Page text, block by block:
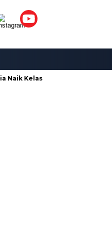
Kelas